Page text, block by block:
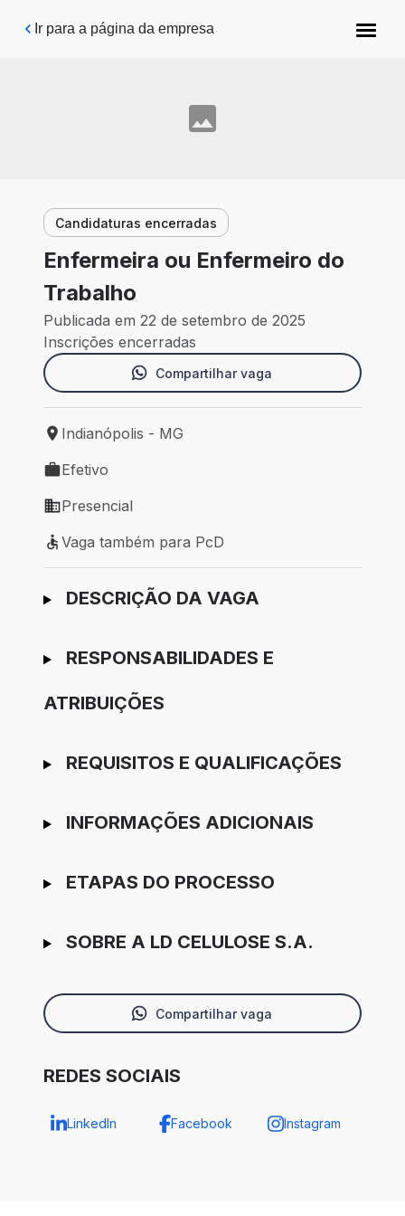
Pular para o conteúdo principal
Ir para a página da empresa
Candidaturas encerradas
Enfermeira ou Enfermeiro do
Trabalho
Publicada em 22 de setembro de 2025
Inscrições encerradas
Compartilhar vaga
Local de trabalho: Indianópolis - MG
Indianópolis - MG
Tipo de vaga: Efetivo
Efetivo
Modelo de trabalho: Presencial
Presencial
Vaga também para PcD
Vaga também para PcD
Ir para candidatura
DESCRIÇÃO DA VAGA
RESPONSABILIDADES E
ATRIBUIÇÕES
REQUISITOS E QUALIFICAÇÕES
INFORMAÇÕES ADICIONAIS
ETAPAS DO PROCESSO
SOBRE A LD CELULOSE S.A.
Compartilhar vaga
REDES SOCIAIS
LinkedIn Facebook Instagram